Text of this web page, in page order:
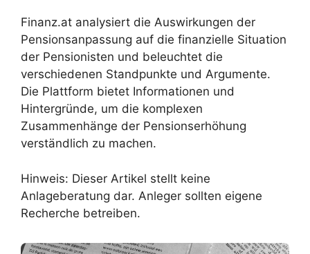
Finanz.at analysiert die Auswirkungen der
Pensionsanpassung auf die finanzielle Situation
der Pensionisten und beleuchtet die
verschiedenen Standpunkte und Argumente.
Die Plattform bietet Informationen und
Hintergründe, um die komplexen
Zusammenhänge der Pensionserhöhung
verständlich zu machen.
Hinweis: Dieser Artikel stellt keine
Anlageberatung dar. Anleger sollten eigene
Recherche betreiben.